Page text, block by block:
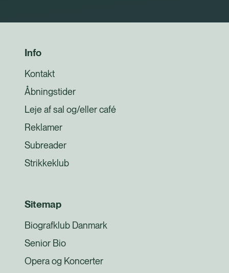
Info
Kontakt
Åbningstider
Leje af sal og/eller café
Reklamer
Subreader
Strikkeklub
Sitemap
Biografklub Danmark
Senior Bio
Opera og Koncerter